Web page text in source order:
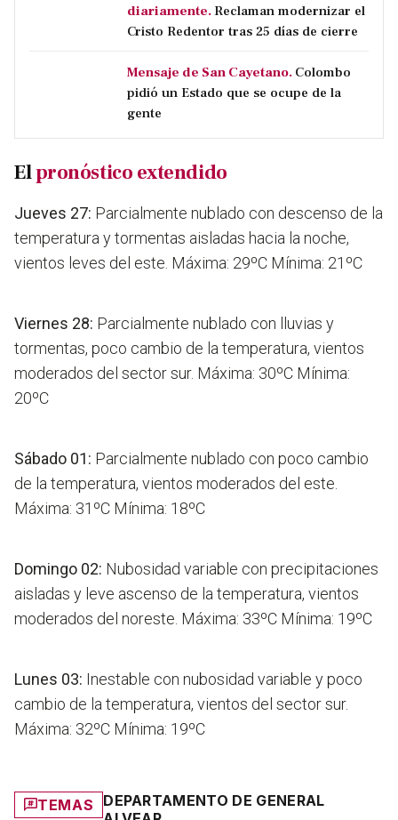
diariamente. Reclaman modernizar el
Cristo Redentor tras 25 días de cierre
Mensaje de San Cayetano. Colombo
pidió un Estado que se ocupe de la
gente
Elpronóstico extendido
Jueves 27: Parcialmente nublado con descenso de la
temperatura y tormentas aisladas hacia la noche,
vientos leves del este. Máxima: 29ºC Mínima: 21ºC
Viernes 28: Parcialmente nublado con lluvias y
tormentas, poco cambio de la temperatura, vientos
moderados del sector sur. Máxima: 30ºC Mínima:
20ºC
Sábado 01: Parcialmente nublado con poco cambio
de la temperatura, vientos moderados del este.
Máxima: 31ºC Mínima: 18ºC
Domingo 02: Nubosidad variable con precipitaciones
aisladas y leve ascenso de la temperatura, vientos
moderados del noreste. Máxima: 33ºC Mínima: 19ºC
Lunes 03: Inestable con nubosidad variable y poco
cambio de la temperatura, vientos del sector sur.
Máxima: 32ºC Mínima: 19ºC
TEMAS
DEPARTAMENTO DE GENERAL